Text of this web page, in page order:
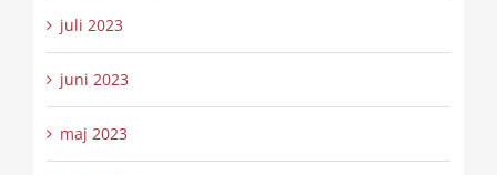
juli 2023
juni 2023
maj 2023